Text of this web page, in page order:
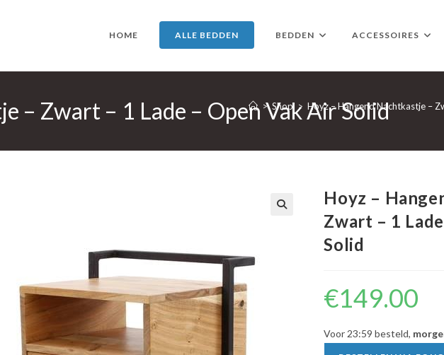
HOME ALLE BEDDEN BEDDEN ACCESSOIRES
– Zwart – 1 Lade – Open Vak Air Solid
> Shop > Hoyz – Hangend Nachtkastje –
Hoyz –
Zwart – 1
Solid
€149.00
Voor 23:59 besteld,